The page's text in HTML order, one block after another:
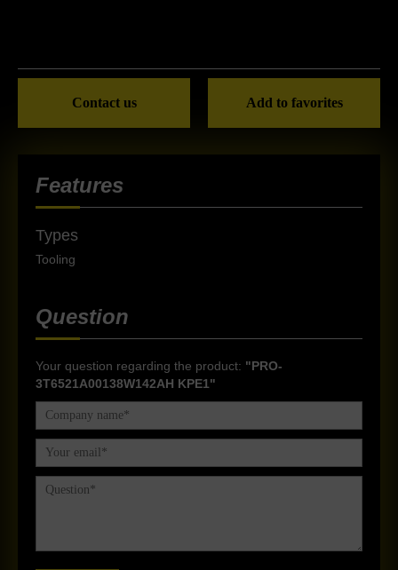
Contact us Add to favorites
Features
Types
Tooling
Question
Your question regarding the product: "PRO-
3T6521A00138W142AH KPE1"